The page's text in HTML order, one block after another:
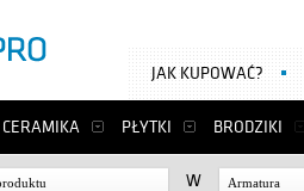
CERAMIKA PŁYTKI BRODZIKI
JAK KUPOWAĆ?
W Armatura